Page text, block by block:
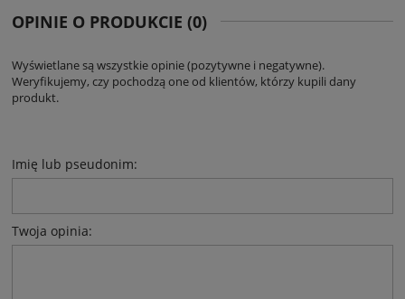
OPINIE O PRODUKCIE (0)
Wyświetlane są wszystkie opinie (pozytywne i negatywne).
Weryfikujemy, czy pochodzą one od klientów, którzy kupili dany
produkt.
Imię lub pseudonim:
Twoja opinia: